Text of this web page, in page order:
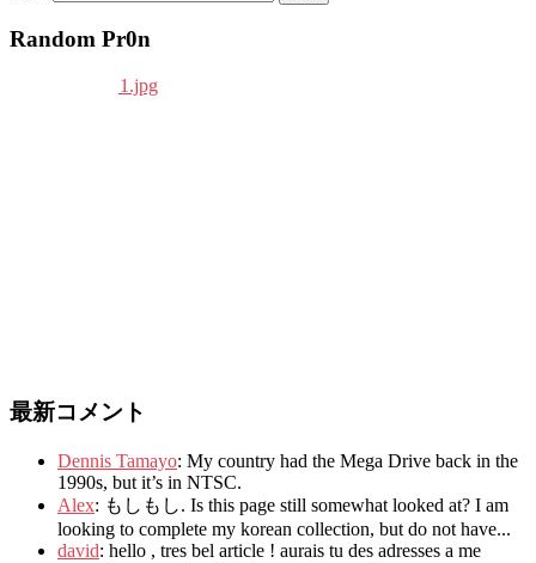
Random Pr0n
最新コメント
Dennis Tamayo: My country had the Mega Drive back in the
1990s, but it’s in NTSC.
Alex: もしもし. Is this page still somewhat looked at? I am
looking to complete my korean collection, but do not have...
david: hello , tres bel article ! aurais tu des adresses a me